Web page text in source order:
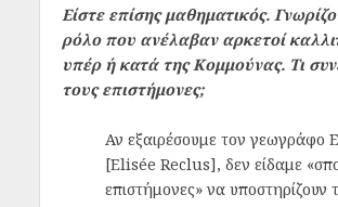
Είστε επίσης μαθηματικός.
ρόλο που ανέλαβαν αρκετοί
υπέρ ή κατά της Κομμούνας. Τι
τους επιστήμονες;
Αν εξαιρέσουμε τον γεωγράφο
[Elisée Reclus], δεν είδαμε
επιστήμονες» να υποστηρίζουν